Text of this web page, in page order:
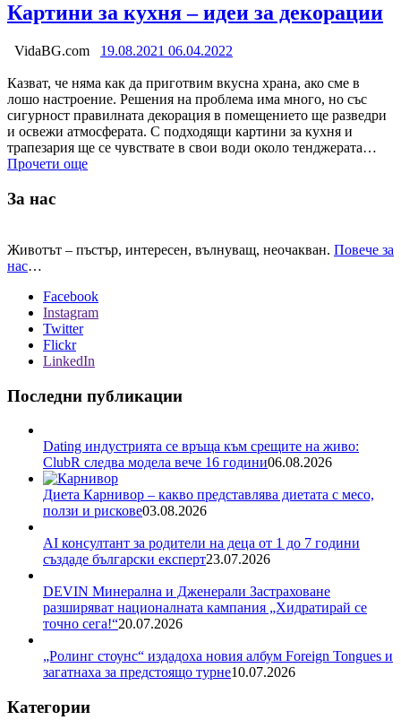
Картини за кухня – идеи за декорации
VidaBG.com 19.08.2021 06.04.2022
Казват, че няма как да приготвим вкусна храна, ако сме в
лошо настроение. Решения на проблема има много, но със
сигурност правилната декорация в помещението ще разведри
и освежи атмосферата. С подходящи картини за кухня и
трапезария ще се чувствате в свои води около тенджерата…
Прочети още
За нас
Животът – пъстър, интересен, вълнуващ, неочакван. Повече за
нас…
Facebook
Instagram
Twitter
Flickr
LinkedIn
Последни публикации
Dating индустрията се връща към срещите на живо:
ClubR следва модела вече 16 години06.08.2026
Диета Карнивор – какво представлява диетата с месо,
ползи и рискове03.08.2026
AI консултант за родители на деца от 1 до 7 години
създаде български експерт23.07.2026
DEVIN Минерална и Дженерали Застраховане
разширяват националната кампания „Хидратирай се
точно сега!“20.07.2026
„Ролинг стоунс“ издадоха новия албум Foreign Tongues и
загатнаха за предстоящо турне10.07.2026
Категории